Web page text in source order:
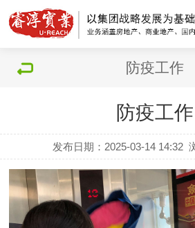
防疫工作
防疫工作
发布日期：2025-03-14 14:32